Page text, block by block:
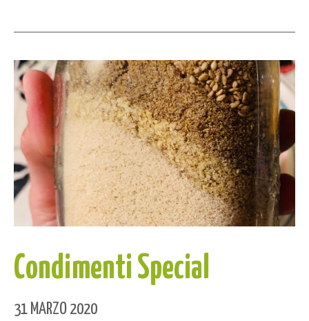
Condimenti Special
31 MARZO 2020